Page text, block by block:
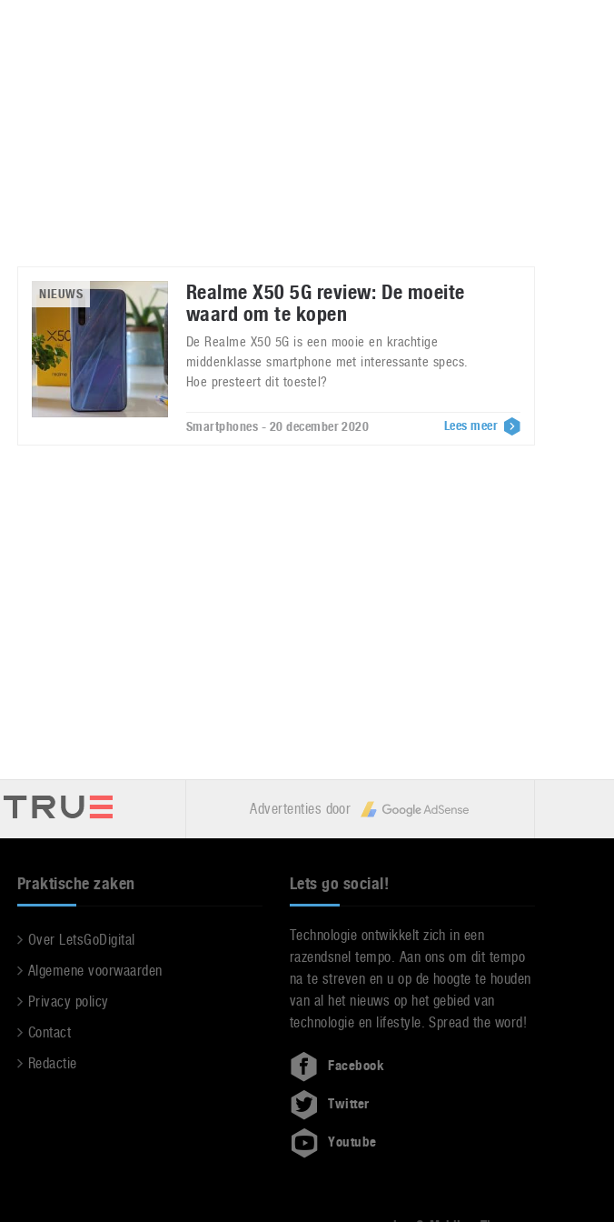
NIEUWS
Realme X50 5G review: De moeite
waard om te kopen
De Realme X50 5G is een mooie en krachtige
middenklasse smartphone met interessante specs.
Hoe presteert dit toestel?
Smartphones - 20 december 2020 Lees meer
Advertenties door
Praktische zaken
Over LetsGoDigital
Algemene voorwaarden
Privacy policy
Contact
Redactie
Lets go social!
Technologie ontwikkelt zich in een
razendsnel tempo. Aan ons om dit tempo
na te streven en u op de hoogte te houden
van al het nieuws op het gebied van
technologie en lifestyle. Spread the word!
Facebook
Twitter
Youtube